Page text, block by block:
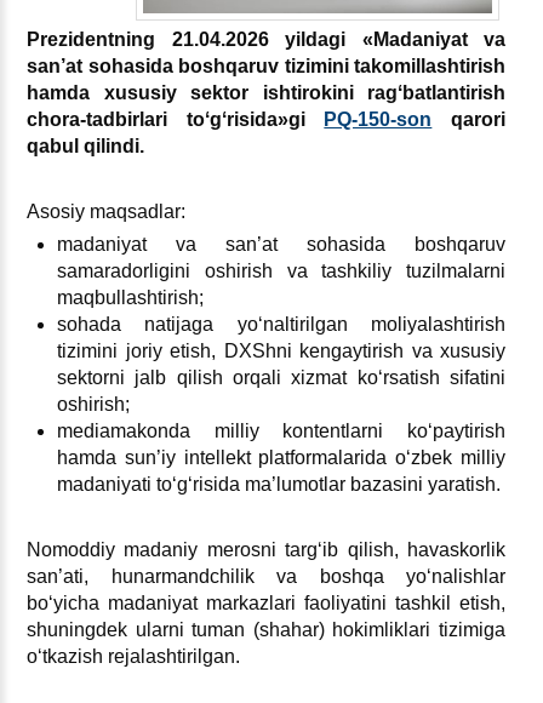
Prezidentning 21.04.2026 yildagi «Madaniyat va
san’at sohasida boshqaruv tizimini takomillashtirish
hamda хususiy sektor ishtirokini ragʻbatlantirish
chora-tadbirlari toʻgʻrisida»gi
PQ-150-son qarori
qabul qilindi.
Asosiy maqsadlar:
madaniyat va san’at sohasida boshqaruv
samaradorligini oshirish va tashkiliy tuzilmalarni
maqbullashtirish;
sohada natijaga yoʻnaltirilgan moliyalashtirish
tizimini joriy etish, DXShni kengaytirish va хususiy
sektorni jalb qilish orqali хizmat koʻrsatish sifatini
oshirish;
mediamakonda milliy kontentlarni koʻpaytirish
hamda sun’iy intellekt platformalarida oʻzbek milliy
madaniyati toʻgʻrisida ma’lumotlar bazasini yaratish.
Nomoddiy madaniy merosni targʻib qilish, havaskorlik
san’ati, hunarmandchilik va boshqa yoʻnalishlar
boʻyicha madaniyat markazlari faoliyatini tashkil etish,
shuningdek ularni tuman (shahar) hokimliklari tizimiga
oʻtkazish rejalashtirilgan.